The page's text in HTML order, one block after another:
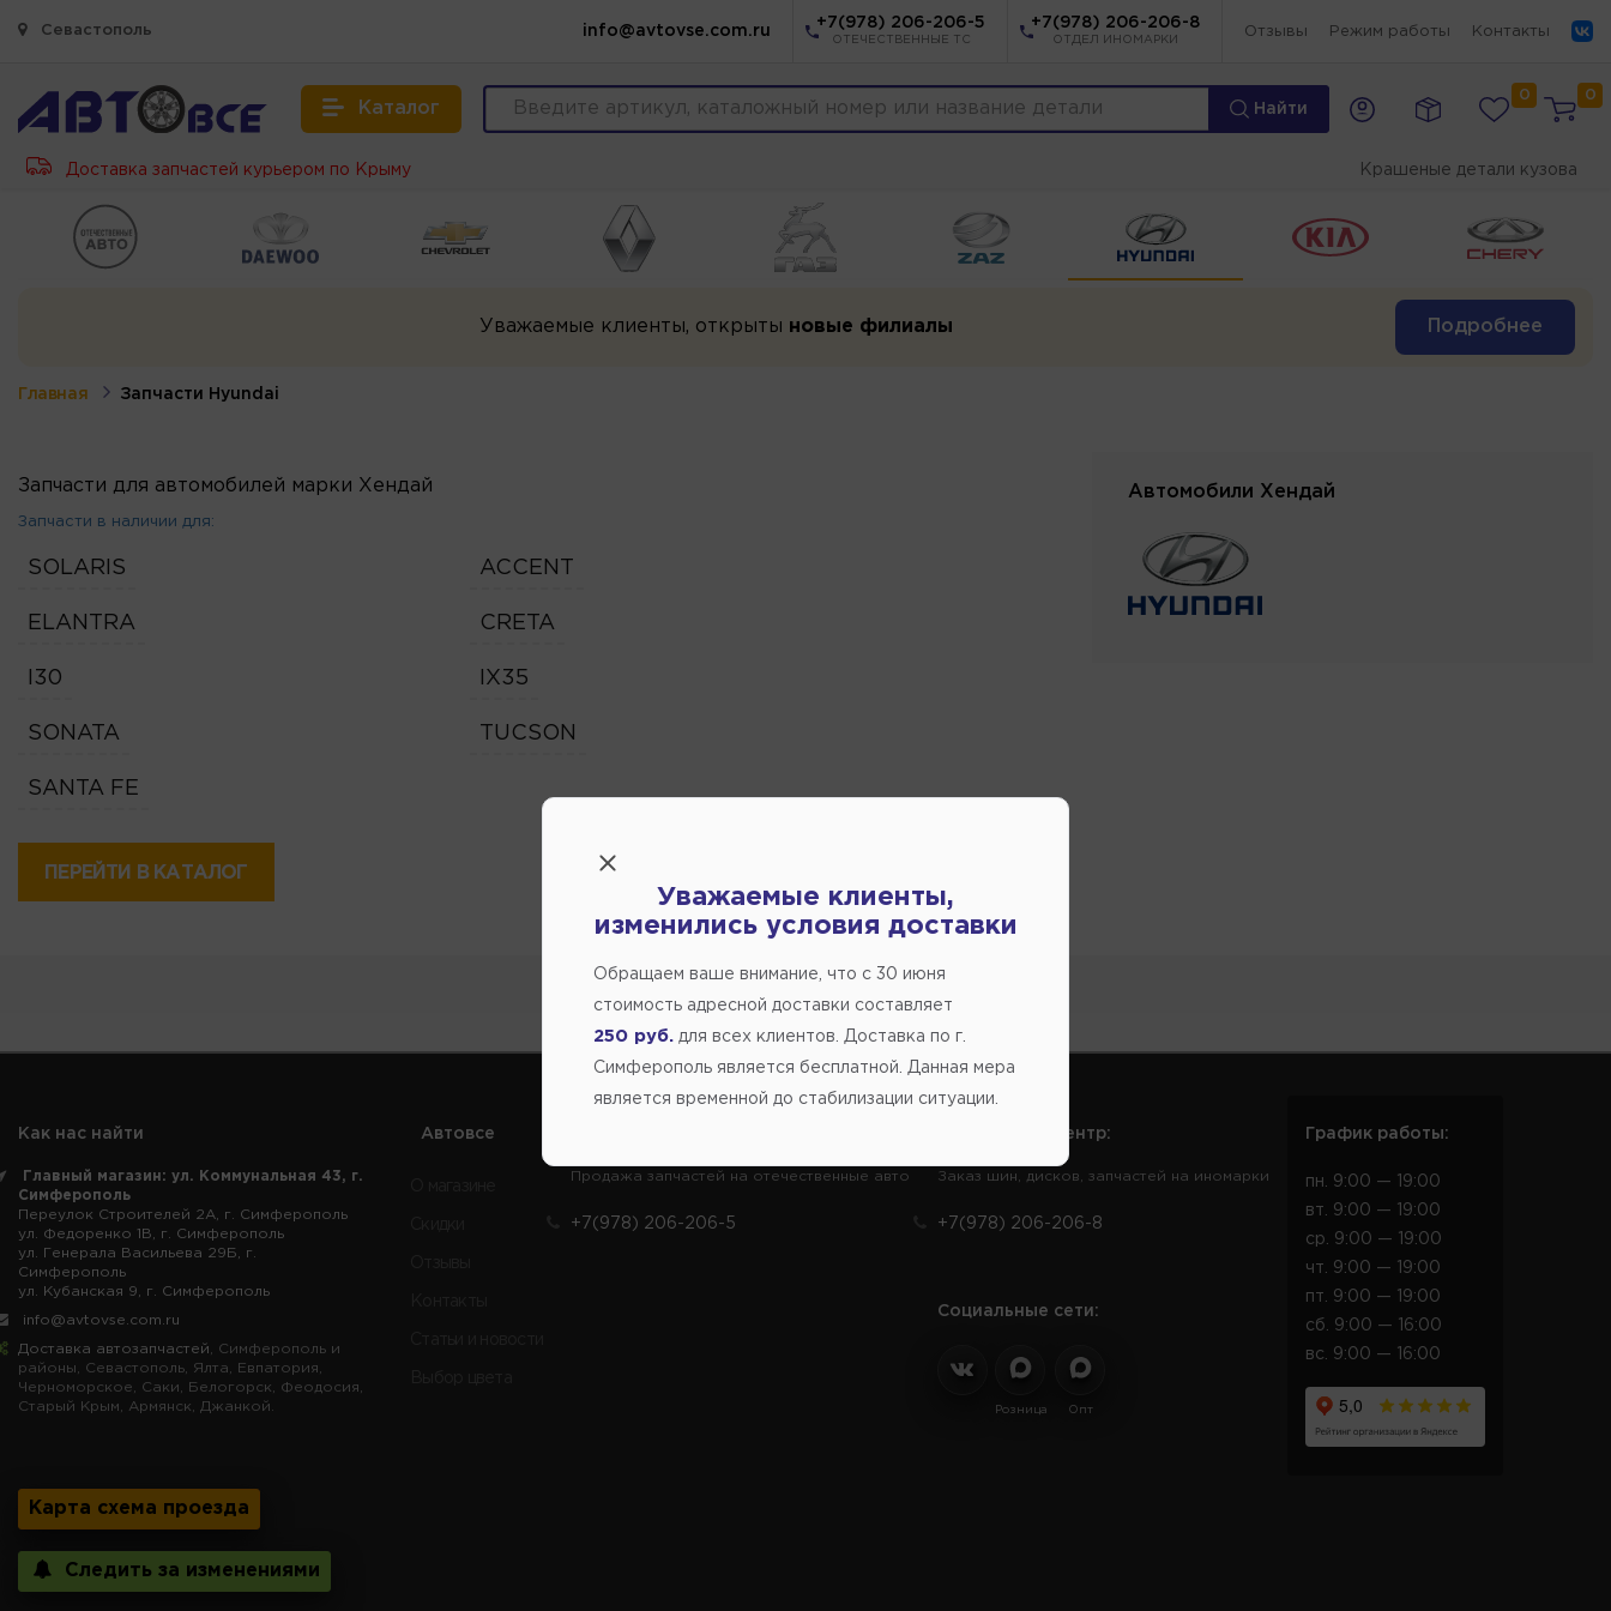
Севастополь info@avtovse.com.ru
+7(978) 206-206-5
ОТЕЧЕСТВЕННЫЕ ТС
+7(978) 206-206-8
ОТДЕЛ ИНОМАРКИ
Отзывы Режим работы Контакты
Каталог Найти
0 0
Доставка запчастей курьером по Крыму Крашеные детали кузова
Уважаемые клиенты, открыты новые филиалы Подробнее
Главная Запчасти Hyundai
Запчасти для автомобилей марки Хендай
Запчасти в наличии для:
SOLARIS ACCENT
ELANTRA CRETA
I30 IX35
SONATA TUCSON
SANTA FE
ПЕРЕЙТИ В КАТАЛОГ
Автомобили Хендай
Как нас найти
Главный магазин: ул. Коммунальная 43, г.
Симферополь
Переулок Строителей 2А, г. Симферополь
ул. Федоренко 1В, г. Симферополь
ул. Генерала Васильева 29Б, г.
Симферополь
ул. Кубанская 9, г. Симферополь
info@avtovse.com.ru
Доставка автозапчастей , Симферополь и
районы, Севастополь, Ялта, Евпатория,
Черноморское, Саки, Белогорск, Феодосия,
Старый Крым, Армянск, Джанкой.
Карта схема проезда
Следить за изменениями
Автовсе
Продажа запчастей на отечественные авто
+7(978) 206-206-5
Справочный центр:
Заказ шин, дисков, запчастей на иномарки
+7(978) 206-206-8
Социальные сети:
Розница Опт
График работы:
пн. 9:00 — 19:00
вт. 9:00 — 19:00
ср. 9:00 — 19:00
чт. 9:00 — 19:00
пт. 9:00 — 19:00
сб. 9:00 — 16:00
вс. 9:00 — 16:00
Уважаемые клиенты,
изменились условия доставки
Обращаем ваше внимание, что c 30 июня
стоимость адресной доставки составляет
250 руб. для всех клиентов. Доставка по г.
Симферополь является бесплатной. Данная мера
является временной до стабилизации ситуации.